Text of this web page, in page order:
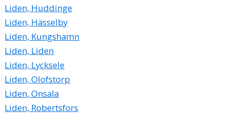
Liden, Huddinge
Liden, Hässelby
Liden, Kungshamn
Liden, Liden
Liden, Lycksele
Liden, Olofstorp
Liden, Onsala
Liden, Robertsfors